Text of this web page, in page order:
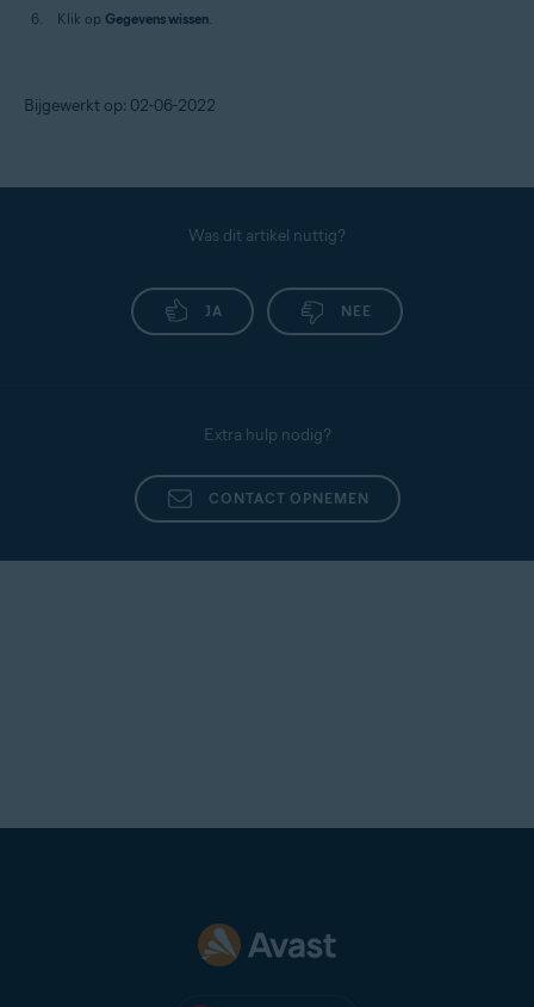
Klik op Gegevens wissen.
Bijgewerkt op: 02-06-2022
Was dit artikel nuttig?
JA NEE
Extra hulp nodig?
CONTACT OPNEMEN